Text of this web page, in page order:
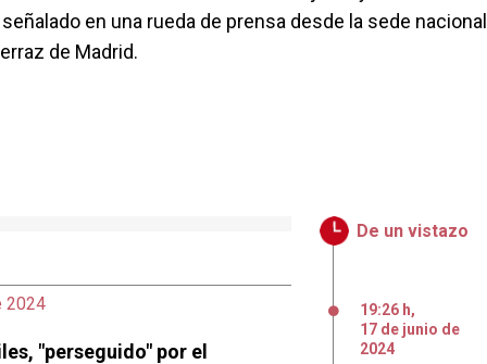
en una rueda de prensa desde la sede nacional
de Madrid.
2024
"perseguido" por el
De un vistazo
19:26 h,
17 de junio de
2024